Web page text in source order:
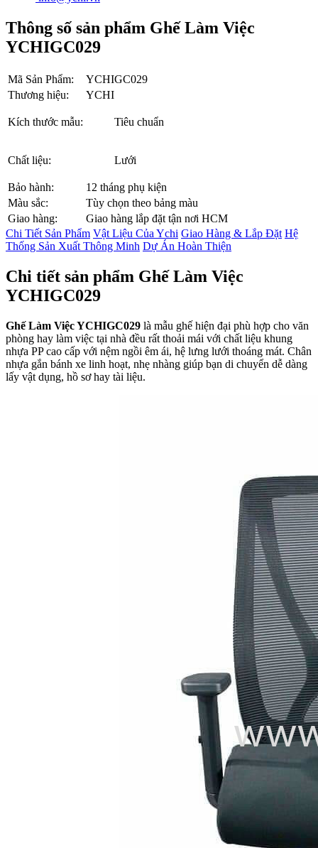
Thông số sản phẩm Ghế Làm Việc
YCHIGC029
Mã Sản Phẩm:
YCHIGC029
Thương hiệu:
YCHI
Kích thước mẫu: Tiêu chuẩn
Chất liệu: Lưới
Bảo hành:
12 tháng phụ kiện
Màu sắc:
Tùy chọn theo bảng màu
Giao hàng:
Giao hàng lắp đặt tận nơi HCM
Chi Tiết Sản Phẩm Vật Liệu Của Ychi Giao Hàng & Lắp Đặt Hệ
Thống Sản Xuất Thông Minh Dự Án Hoàn Thiện
Chi tiết sản phẩm Ghế Làm Việc
YCHIGC029
Ghế Làm Việc YCHIGC029 là mẫu ghế hiện đại phù hợp cho văn
phòng hay làm việc tại nhà đều rất thoải mái với chất liệu khung
nhựa PP cao cấp với nệm ngồi êm ái, hệ lưng lưới thoáng mát. Chân
nhựa gắn bánh xe linh hoạt, nhẹ nhàng giúp bạn di chuyển dễ dàng
lấy vật dụng, hồ sơ hay tài liệu.